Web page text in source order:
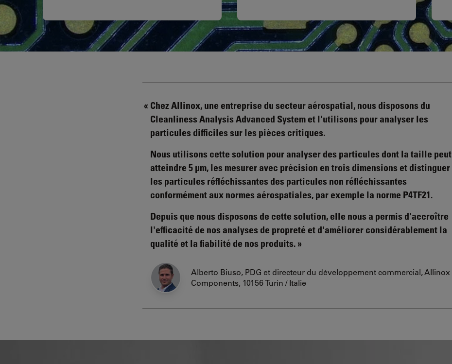
Chez Allinox, une entreprise du secteur aérospatial, nous disposons du
Cleanliness Analysis Advanced System et l'utilisons pour analyser les
particules difficiles sur les pièces critiques.
Nous utilisons cette solution pour analyser des particules dont la taille peut
atteindre 5 µm, les mesurer avec précision en trois dimensions et distinguer
les particules réfléchissantes des particules non réfléchissantes
conformément aux normes aérospatiales, par exemple la norme P4TF21.
Depuis que nous disposons de cette solution, elle nous a permis d'accroître
l'efficacité de nos analyses de propreté et d'améliorer considérablement la
qualité et la fiabilité de nos produits.
Alberto Biuso, PDG et directeur du développement commercial, Allinox
Components, 10156 Turin / Italie